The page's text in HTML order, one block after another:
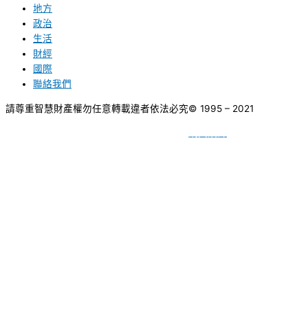
地方
政治
生活
財經
國際
聯絡我們
請尊重智慧財產權勿任意轉載違者依法必究© 1995 – 2021